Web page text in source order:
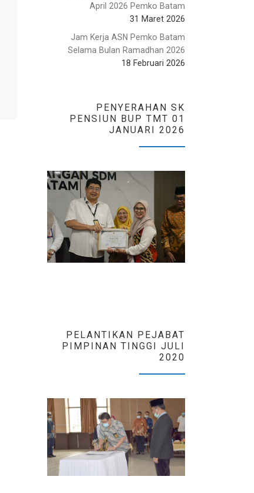
Telah Terbit
2018
Edaran Kenaikan
Pangkat 2019
April 2026 Pemko Batam
31 Maret 2026
Jam Kerja ASN Pemko Batam
Selama Bulan Ramadhan 2026
18 Februari 2026
PENYERAHAN SK
PENSIUN BUP TMT 01
JANUARI 2026
PELANTIKAN PEJABAT
PIMPINAN TINGGI JULI
2020